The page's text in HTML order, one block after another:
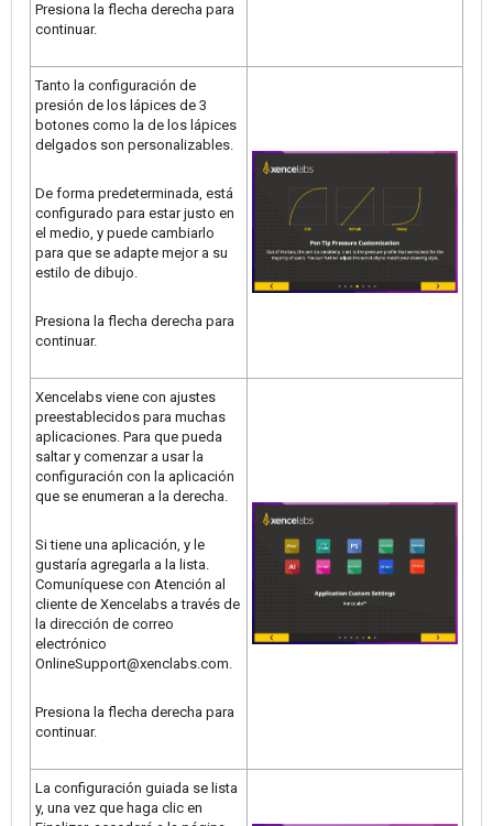
Presiona la flecha derecha para
continuar.
Tanto la configuración de
presión de los lápices de 3
botones como la de los lápices
delgados son personalizables.
De forma predeterminada, está
configurado para estar justo en
el medio, y puede cambiarlo
para que se adapte mejor a su
estilo de dibujo.
Presiona la flecha derecha para
continuar.
Xencelabs viene con ajustes
preestablecidos para muchas
aplicaciones. Para que pueda
saltar y comenzar a usar la
configuración con la aplicación
que se enumeran a la derecha.
Si tiene una aplicación, y le
gustaría agregarla a la lista.
Comuníquese con Atención al
cliente de Xencelabs a través de
la dirección de correo
electrónico
OnlineSupport@xenclabs.com.
Presiona la flecha derecha para
continuar.
La configuración guiada se lista
y, una vez que haga clic en